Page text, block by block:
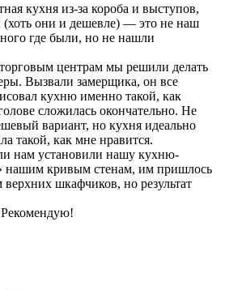
кухня из-за короба и выступов,
(хоть они и дешевле) — это не наш
где были, но не нашли
центрам мы решили делать
Вызвали замерщика, он все
кухню именно такой, как
сложилась окончательно. Не
вариант, но кухня идеально
такой, как мне нравится.
нам установили нашу кухню-
нашим кривым стенам, им пришлось
шкафчиков, но результат